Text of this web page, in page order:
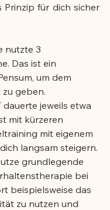
Prinzip für dich sicher
nutzte 3
Das ist ein
um dem
geben.
dauerte jeweils etwa
mit kürzeren
mit eigenem
langsam steigern.
grundlegende
bei
beispielsweise das
zu nutzen und